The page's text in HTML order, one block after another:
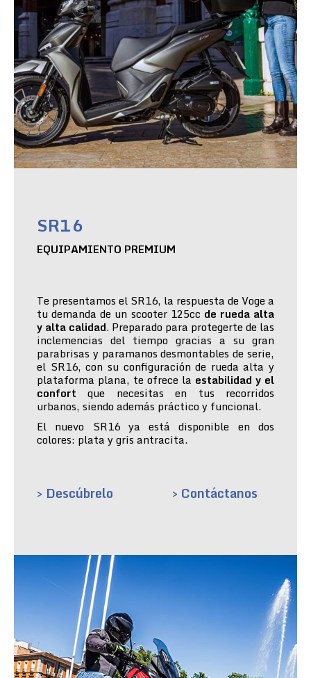
SR16
EQUIPAMIENTO PREMIUM
Te presentamos el SR16, la respuesta de Voge a
tu demanda de un scooter 125cc de rueda alta
y alta calidad. Preparado para protegerte de las
inclemencias del tiempo gracias a su gran
parabrisas y paramanos desmontables de serie,
el SR16, con su configuración de rueda alta y
plataforma plana, te ofrece la estabilidad y el
confort que necesitas en tus recorridos
urbanos, siendo además práctico y funcional.
El nuevo SR16 ya está disponible en dos
colores: plata y gris antracita.
> Descúbrelo > Contáctanos